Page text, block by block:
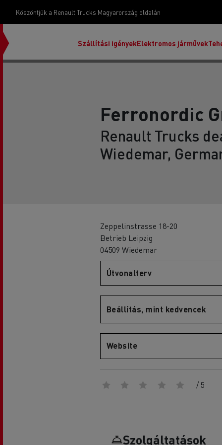
Köszöntjük a Renault Trucks Magyarország oldalán
Szállítási igényekElektromos járművek
Ferronordic
Renault Trucks
Wiedemar,
Zeppelinstrasse 18-20
Betrieb Leipzig
04509 Wiedemar
Útvonalterv
Beállítás, mint kedvencek
Website
/ 5
Szolgáltatások